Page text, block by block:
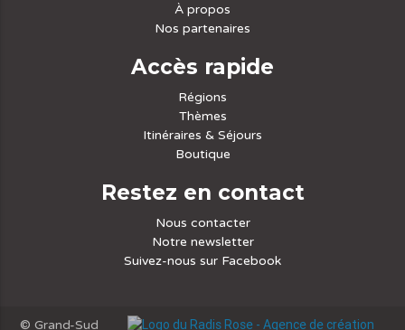
À propos
Nos partenaires
Accès rapide
Régions
Thèmes
Itinéraires & Séjours
Boutique
Restez en contact
Nous contacter
Notre newsletter
Suivez-nous sur Facebook
© Grand-Sud